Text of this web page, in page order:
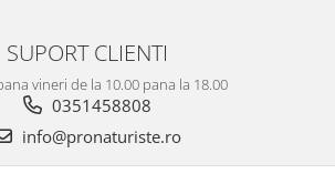
SUPORT CLIENTI
vineri de la 10.00 pana la 18.00
0351458808
info@pronaturiste.ro